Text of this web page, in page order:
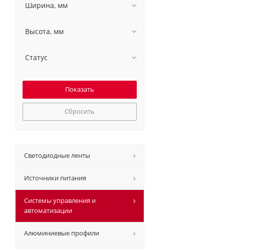
Ширина, мм
Высота, мм
Статус
Сбросить
Светодиодные ленты
Источники питания
Системы управления и
автоматизации
Алюминиевые профили